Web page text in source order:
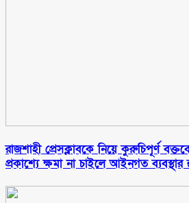
রাজশাহী প্রেসক্লাবকে নিয়ে কুরুচিপূর্ণ
প্রকাশ্যে ক্ষমা না চাইলে আইনগত ব্যবস্থার